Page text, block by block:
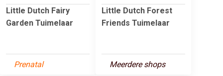
Little Dutch Fairy
Garden Tuimelaar
Prenatal
Little Dutch Forest
Friends Tuimelaar
Meerdere shops